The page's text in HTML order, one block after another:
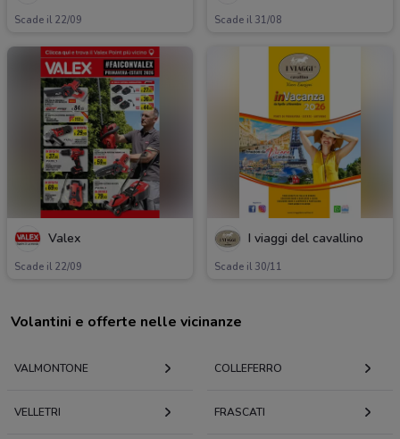
Scade il 22/09 Scade il 31/08
Valex
Scade il 22/09
I viaggi del cavallino
Scade il 30/11
Volantini e offerte nelle vicinanze
VALMONTONE COLLEFERRO
VELLETRI FRASCATI